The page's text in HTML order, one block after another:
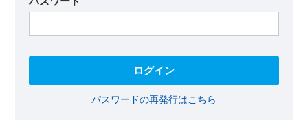
パスワードの再発行はこちら